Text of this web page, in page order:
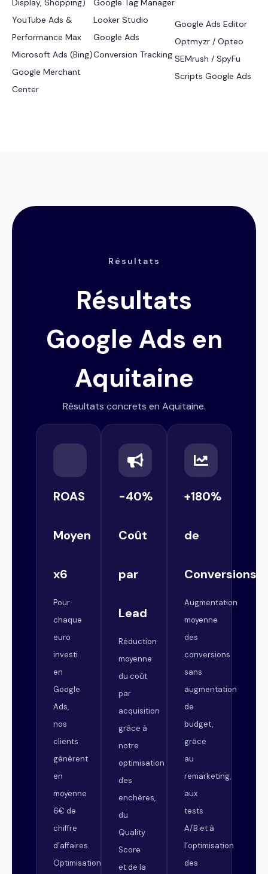
Display, Shopping)
YouTube Ads &
Performance Max
Microsoft Ads (Bing)
Google Merchant
Center
Google Tag Manager
Looker Studio
Google Ads
Conversion Tracking
Google Ads Editor
Optmyzr / Opteo
SEMrush / SpyFu
Scripts Google Ads
Résultats
Résultats
Google Ads en
Aquitaine
Résultats concrets en Aquitaine.
ROAS
Moyen
x6
Pour
chaque
euro
investi
en
Google
Ads,
nos
clients
génèrent
en
moyenne
6€ de
chiffre
d’affaires.
Optimisation
-40%
Coût
par
Lead
Réduction
moyenne
du coût
par
acquisition
grâce à
notre
optimisation
des
enchères,
du
Quality
Score
et de la
+180%
de
Conversions
Augmentation
moyenne
des
conversions
sans
augmentation
de
budget,
grâce
au
remarketing,
aux
tests
A/B et à
l’optimisation
des